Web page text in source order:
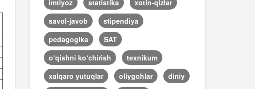
imtiyoz
statistika
xotin-qizlar
savol-javob
stipendiya
pedagogika
SAT
o‘qishni ko‘chirish
texnikum
xalqaro yutuqlar
oliygohlar
diniy